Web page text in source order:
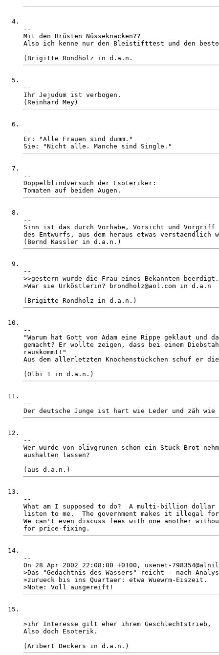
--
Mit den Brüsten Nüsseknacken??
Also ich kenne nur den Bleistifttest und den
--
Ihr Jejudum ist verbogen.
--
Er: "Alle Frauen sind dumm."
--
Doppelblindversuch der Esoteriker:
--
Sinn ist das durch Vorhabe, Vorsicht und
des Entwurfs, aus dem heraus etwas verstaendlich
--
>>gestern wurde die Frau eines Bekannten beerdigt.
>War sie Urköstlerin? brondholz@aol.com in d.a.n
--
"Warum hat Gott von Adam eine Rippe geklaut und
gemacht? Er wollte zeigen, dass bei einem
rauskommt!"
Aus dem allerletzten Knochenstückchen schuf er
--
--
Wer würde von olivgrünen schon ein Stück Brot
aushalten lassen?
--
What am I supposed to do?  A multi-billion dollar
listen to me.  The government makes it illegal
We can't even discuss fees with one another
--
On 28 Apr 2002 22:08:00 +0100, usenet-
>Das "Gedachtnis des Wassers" reicht - nach
>zurueck bis ins Quartaer: etwa Wuewrm-Eiszeit.
--
>ihr Interesse gilt eher ihrem Geschlechtstrieb,
Also doch Esoterik.